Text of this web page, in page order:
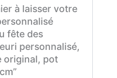
à laisser votre
fête des
personnalisé,
original, pot